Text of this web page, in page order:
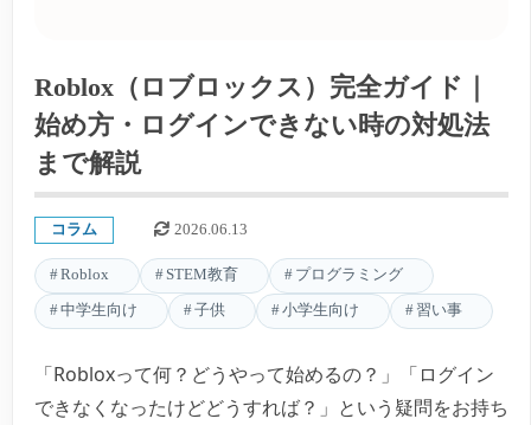
Roblox（ロブロックス）完全ガイド｜
始め方・ログインできない時の対処法
まで解説
コラム 2026.06.13
Roblox STEM教育 プログラミング
中学生向け 子供 小学生向け 習い事
「Robloxって何？どうやって始めるの？」「ログイン
できなくなったけどどうすれば？」という疑問をお持ち